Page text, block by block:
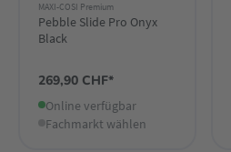
MAXI-COSI Premium
Pebble Slide Pro Onyx
Black
269,90 CHF*
Online verfügbar
Fachmarkt wählen